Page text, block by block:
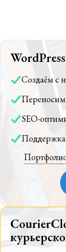
Создаём с
SEO-
Поддержка